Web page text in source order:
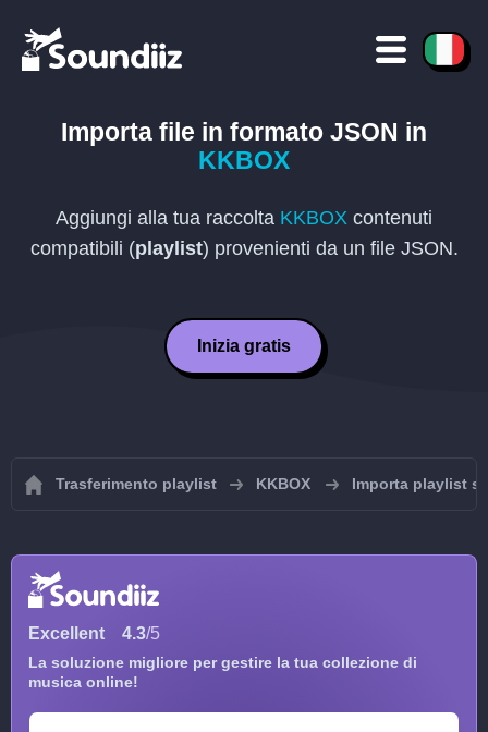
Importa file in formato JSON in
KKBOX
Aggiungi alla tua raccolta KKBOX contenuti
compatibili (playlist) provenienti da un file JSON.
Inizia gratis
Trasferimento playlist KKBOX Importa playlist
Excellent 4.3/5
La soluzione migliore per gestire la tua collezione di
musica online!